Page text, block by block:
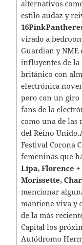
alternativos
estilo audaz y
virado a
Guardian y NME
influyentes de la
británico con
electrónica
pero con un giro
fans de la
como una de las
del Reino
Festival Corona
femeninas que
Lipa, Florence
Morissette,
mencionar
mantiene viva y
de la más
Capital los
Autódromo